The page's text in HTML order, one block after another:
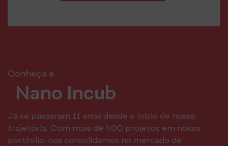
Conheça a
Nano Incub
Já se passaram 11 anos desde o início de nossa
trajetória. Com mais de 400 projetos em nosso
portfolio, nos consolidamos no mercado de